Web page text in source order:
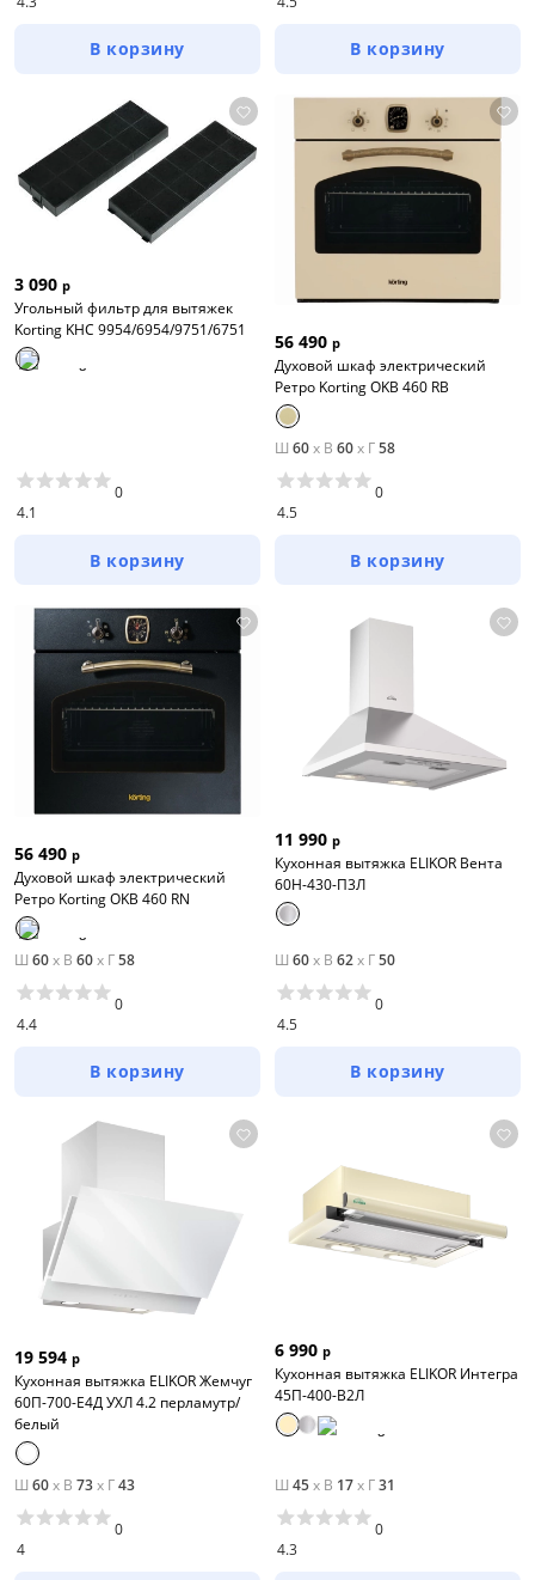
В корзину В корзину
3 090 р
Угольный фильтр для вытяжек
Korting KHC 9954/6954/9751/6751
4.1
0
В корзину
56 490 р
Духовой шкаф электрический
Ретро Korting OKB 460 RB
Ш 60x В 60x Г58
4.5
0
В корзину
56 490 р
Духовой шкаф электрический
Ретро Korting OKB 460 RN
Ш 60x В 60x Г58
4.4
0
В корзину
11 990 р
Кухонная вытяжка ELIKOR Вента
60Н-430-П3Л
Ш 60x В 62x Г50
4.5
0
В корзину
19 594 р
Кухонная вытяжка ELIKOR Жемчуг
60П-700-Е4Д УХЛ 4.2 перламутр/
белый
Ш 60x В 73x Г43
4
0
6 990 р
Кухонная вытяжка ELIKOR Интегра
45П-400-В2Л
Ш 45x В 17x Г31
4.3
0